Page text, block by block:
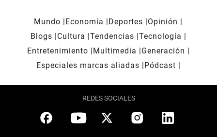
Mundo Economía Deportes
Opinión
Blogs
Cultura Tendencias Tecnología
Entretenimiento
Multimedia
Generación
Especiales marcas aliadas
Pódcast
REDES SOCIALES